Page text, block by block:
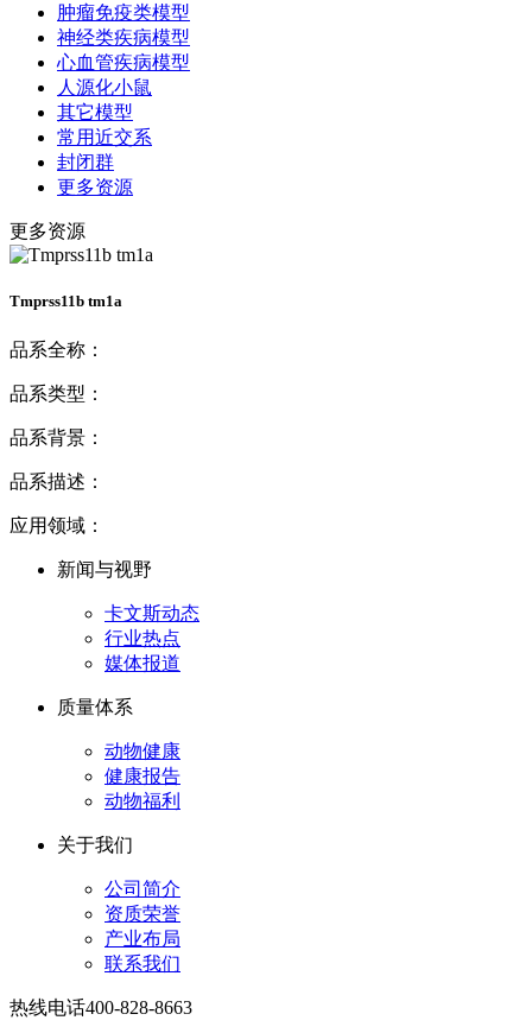
肿瘤免疫类模型
神经类疾病模型
心血管疾病模型
人源化小鼠
其它模型
常用近交系
封闭群
更多资源
更多资源
Tmprss11b tm1a
品系全称：
品系类型：
品系背景：
品系描述：
应用领域：
新闻与视野
卡文斯动态
行业热点
媒体报道
质量体系
动物健康
健康报告
动物福利
关于我们
公司简介
资质荣誉
产业布局
联系我们
热线电话400-828-8663